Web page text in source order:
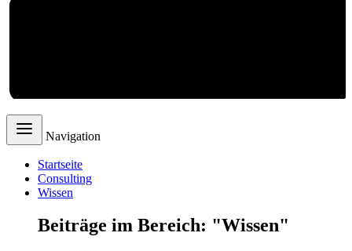
Navigation
Startseite
Consulting
Wissen
Beiträge im Bereich: "Wissen"